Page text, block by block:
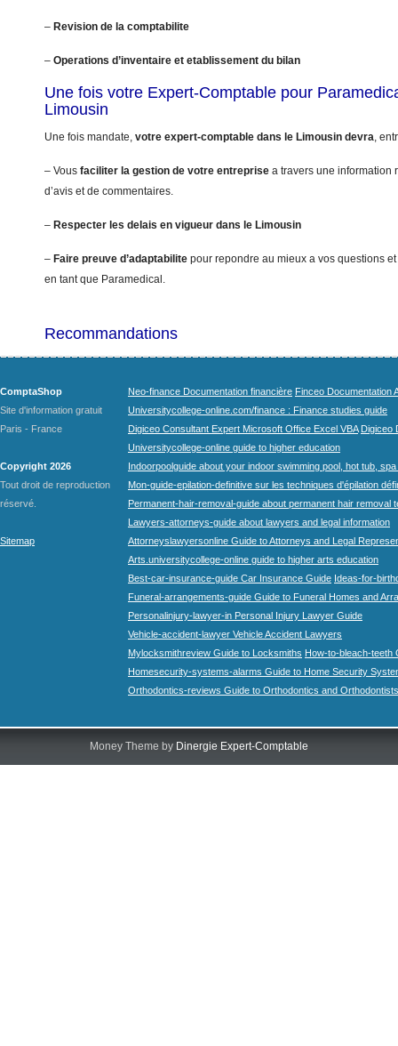
– Revision de la comptabilite
– Operations d’inventaire et etablissement du bilan
Une fois votre Expert-Comptable pour
Limousin
Une fois mandate, votre expert-comptable dans le Limousin devra,
– Vous faciliter la gestion de votre entreprise a travers une information
d’avis et de commentaires.
– Respecter les delais en vigueur dans le Limousin
– Faire preuve d’adaptabilite pour repondre au mieux a vos questions
en tant que Paramedical.
Recommandations
ComptaShop
Site d'information gratuit
Paris - France
Copyright 2026
Tout droit de reproduction
réservé.
Sitemap
Neo-finance Documentation financière Finceo Documentation
Universitycollege-online.com/finance : Finance studies guide
Digiceo Consultant Expert Microsoft Office Excel VBA Digiceo
Universitycollege-online guide to higher education
Indoorpoolguide about your indoor swimming pool, hot tub,
Mon-guide-epilation-definitive sur les techniques d'épilation
Permanent-hair-removal-guide about permanent hair removal
Lawyers-attorneys-guide about lawyers and legal information
Attorneyslawyersonline Guide to Attorneys and Legal
Arts.universitycollege-online guide to higher arts education
Best-car-insurance-guide Car Insurance Guide Ideas-for-
Funeral-arrangements-guide Guide to Funeral Homes and
Personalinjury-lawyer-in Personal Injury Lawyer Guide
Vehicle-accident-lawyer Vehicle Accident Lawyers
Mylocksmithreview Guide to Locksmiths How-to-bleach-teeth
Homesecurity-systems-alarms Guide to Home Security
Orthodontics-reviews Guide to Orthodontics and Orthodontists
Money Theme by Dinergie Expert-Comptable